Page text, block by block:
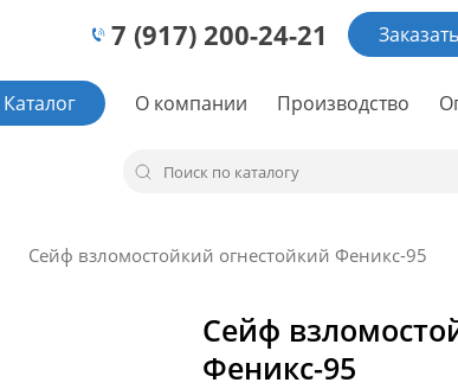
7 (917) 200-24-21
Каталог О компании Производство
Сейф взломостойкий огнестойкий Феникс-95
Сейф
Феникс-95